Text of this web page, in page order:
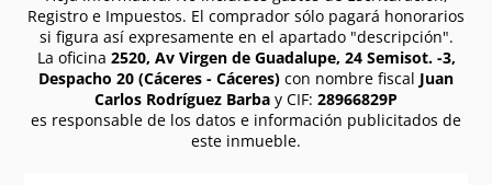
Registro e Impuestos. El comprador sólo pagará honorarios
si figura así expresamente en el apartado "descripción".
La oficina 2520, Av Virgen de Guadalupe, 24 Semisot. -3,
Despacho 20 (Cáceres - Cáceres) con nombre fiscal Juan
Carlos Rodríguez Barba y CIF: 28966829P
es responsable de los datos e información publicitados de
este inmueble.